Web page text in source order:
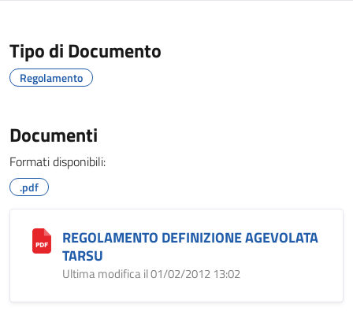
Tipo di Documento
Regolamento
Documenti
Formati disponibili:
.pdf
REGOLAMENTO DEFINIZIONE AGEVOLATA
TARSU
Ultima modifica il 01/02/2012 13:02